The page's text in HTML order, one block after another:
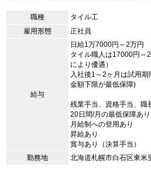
職種
タイル工
雇用形態
正社員
給与
日給1万7000円～2万円
タイル職人は17000円～
により優遇）
入社後1～2ヶ月は試用
金額下限が最低保障)
残業手当、資格手当、職
20日間/月の最低保障あり
月給制への登用あり
昇給あり
賞与あり（決算手当）
勤務地
北海道札幌市白石区東米